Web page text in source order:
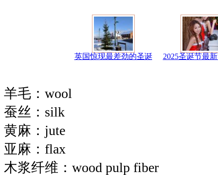
英国惊现最差劲的圣诞 2025圣诞节最
羊毛：wool
蚕丝：silk
黄麻：jute
亚麻：flax
木浆纤维：wood pulp fiber